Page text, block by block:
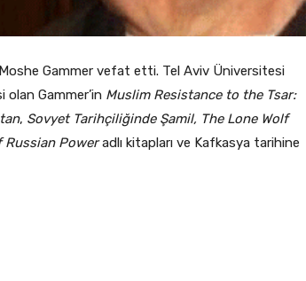
Gammer vefat etti. Tel Aviv Üniversitesi
Gammer’in Muslim Resistance to the Tsar:
, Sovyet Tarihçiliğinde Şamil, The Lone Wolf
Russian Poweradlı kitapları ve Kafkasya tarihine